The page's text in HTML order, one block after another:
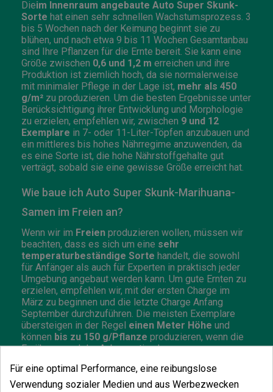
Dieim Innenraum angebaute Auto Super Skunk-
Sorte hat einen sehr schnellen Wachstumsprozess. 3
bis 5 Wochen nach der Keimung beginnt sie zu
blühen, und nach etwa 9 bis 11 Wochen Gesamtanbau
sind Ihre Pflanzen für die Ernte bereit. Sie kann eine
Größe zwischen 0,6 und 1,2 m erreichen und ihre
Produktion ist ziemlich hoch, da sie normalerweise
mit minimaler Pflege in der Lage ist, mehr als 450
g/m² zu produzieren. Um die besten Ergebnisse unter
Berücksichtigung ihrer Entwicklung und Morphologie
zu erzielen, empfehlen wir, zwischen 9 und 12
Exemplare in 7- oder 11-Liter-Töpfen anzubauen und
ein mittleres bis hohes Nährregime anzuwenden, da
es eine Sorte ist, die hohe Nährstoffgehalte gut
verträgt, sobald sie eine gewisse Größe erreicht hat.
Wie baue ich Auto Super Skunk-Marihuana-
Samen im Freien an?
Wenn wir im Freien produzieren wollen, müssen wir
beachten, dass es sich um eine sehr
temperaturbeständige Sorte handelt, die sowohl
für Anfänger als auch für Experten in praktisch jeder
Umgebung angebaut werden kann. Um gute Ernten zu
erzielen, empfehlen wir, mit der ersten Charge im
März zu beginnen und die letzte Charge Anfang
September durchzuführen. Die meisten Exemplare
übersteigen in der Regel einen Meter Höhe und
können bis zu 150 g/Pflanze produzieren, wenn die
Ernährung und der Anbau optimal waren.
Eigenschaften der Auto Super Skunk-
Für eine optimal Performance, eine reibungslose
Verwendung sozialer Medien und aus Werbezwecken